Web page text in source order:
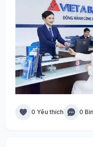
0 Yêu thích 0